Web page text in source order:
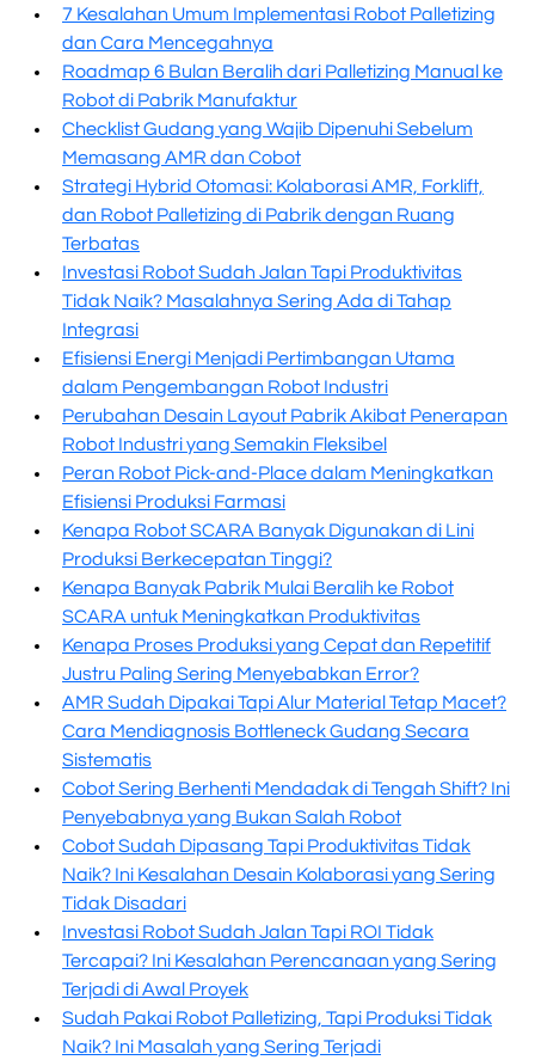
7 Kesalahan Umum Implementasi Robot Palletizing
dan Cara Mencegahnya
Roadmap 6 Bulan Beralih dari Palletizing Manual ke
Robot di Pabrik Manufaktur
Checklist Gudang yang Wajib Dipenuhi Sebelum
Memasang AMR dan Cobot
Strategi Hybrid Otomasi: Kolaborasi AMR, Forklift,
dan Robot Palletizing di Pabrik dengan Ruang
Terbatas
Investasi Robot Sudah Jalan Tapi Produktivitas
Tidak Naik? Masalahnya Sering Ada di Tahap
Integrasi
Efisiensi Energi Menjadi Pertimbangan Utama
dalam Pengembangan Robot Industri
Perubahan Desain Layout Pabrik Akibat Penerapan
Robot Industri yang Semakin Fleksibel
Peran Robot Pick-and-Place dalam Meningkatkan
Efisiensi Produksi Farmasi
Kenapa Robot SCARA Banyak Digunakan di Lini
Produksi Berkecepatan Tinggi?
Kenapa Banyak Pabrik Mulai Beralih ke Robot
SCARA untuk Meningkatkan Produktivitas
Kenapa Proses Produksi yang Cepat dan Repetitif
Justru Paling Sering Menyebabkan Error?
AMR Sudah Dipakai Tapi Alur Material Tetap Macet?
Cara Mendiagnosis Bottleneck Gudang Secara
Sistematis
Cobot Sering Berhenti Mendadak di Tengah Shift? Ini
Penyebabnya yang Bukan Salah Robot
Cobot Sudah Dipasang Tapi Produktivitas Tidak
Naik? Ini Kesalahan Desain Kolaborasi yang Sering
Tidak Disadari
Investasi Robot Sudah Jalan Tapi ROI Tidak
Tercapai? Ini Kesalahan Perencanaan yang Sering
Terjadi di Awal Proyek
Sudah Pakai Robot Palletizing, Tapi Produksi Tidak
Naik? Ini Masalah yang Sering Terjadi